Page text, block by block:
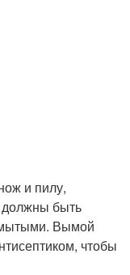
и пилу,
должны быть
Вымой
чтобы